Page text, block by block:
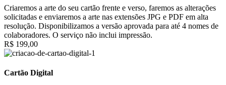
Criaremos a arte do seu cartão frente e verso, faremos as alterações
solicitadas e enviaremos a arte nas extensões JPG e PDF em alta
resolução. Disponibilizamos a versão aprovada para até 4 nomes de
colaboradores. O serviço não inclui impressão.
R$ 199,00
Cartão Digital